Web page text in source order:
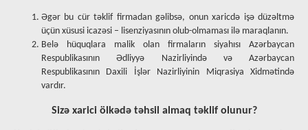
Əgər bu cür təklif firmadan gəlibsə, onun xaricdə işə düzəltmə
üçün xüsusi icazəsi – lisenziyasının olub-olmaması ilə maraqlanın.
Belə hüquqlara malik olan firmaların siyahısı Azərbaycan
Respublikasının Ədliyyə Nazirliyində və Azərbaycan
Respublikasının Daxili İşlər Nazirliyinin Miqrasiya Xidmətində
vardır.
Sizə xarici ölkədə təhsil almaq təklif olunur?